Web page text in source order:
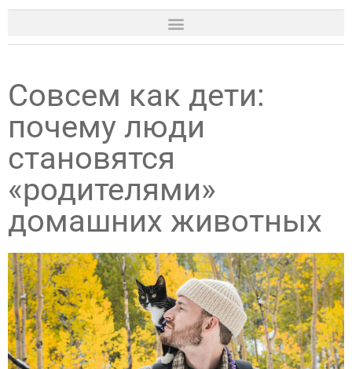
Совсем как дети:
почему люди
становятся
«родителями»
домашних животных